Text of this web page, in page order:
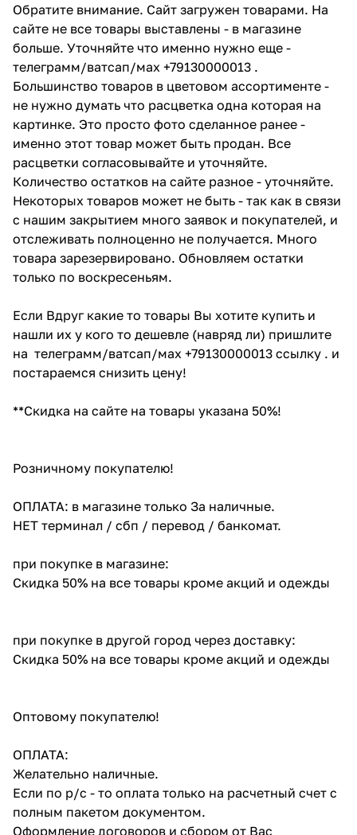
Обратите внимание. Сайт загружен товарами. На
сайте не все товары выставлены - в магазине
больше. Уточняйте что именно нужно еще -
телеграмм/ватсап/мах +79130000013 .
Большинство товаров в цветовом ассортименте -
не нужно думать что расцветка одна которая на
картинке. Это просто фото сделанное ранее -
именно этот товар может быть продан. Все
расцветки согласовывайте и уточняйте.
Количество остатков на сайте разное - уточняйте.
Некоторых товаров может не быть - так как в связи
с нашим закрытием много заявок и покупателей, и
отслеживать полноценно не получается. Много
товара зарезервировано. Обновляем остатки
только по воскресеньям.
Если Вдруг какие то товары Вы хотите купить и
нашли их у кого то дешевле (навряд ли) пришлите
на телеграмм/ватсап/мах +79130000013 ссылку . и
постараемся снизить цену!
**Скидка на сайте на товары указана 50%!
Розничному покупателю!
ОПЛАТА: в магазине только За наличные.
НЕТ терминал / сбп / перевод / банкомат.
при покупке в магазине:
Скидка 50% на все товары кроме акций и одежды
при покупке в другой город через доставку:
Скидка 50% на все товары кроме акций и одежды
Оптовому покупателю!
ОПЛАТА:
Желательно наличные.
Если по р/с - то оплата только на расчетный счет с
полным пакетом документом.
Оформление договоров и сбором от Вас